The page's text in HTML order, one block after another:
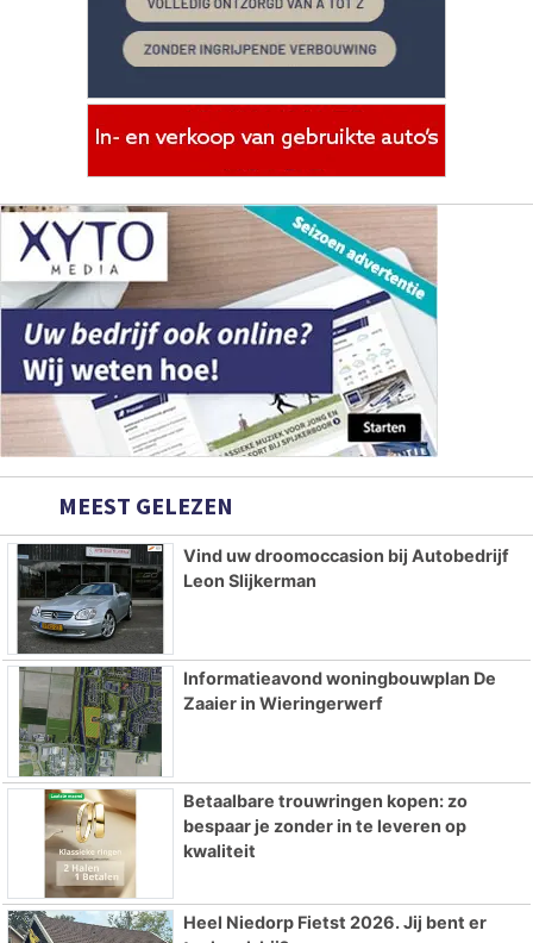
MEEST GELEZEN
Vind uw droomoccasion bij Autobedrijf
Leon Slijkerman
Informatieavond woningbouwplan De
Zaaier in Wieringerwerf
Betaalbare trouwringen kopen: zo
bespaar je zonder in te leveren op
kwaliteit
Heel Niedorp Fietst 2026. Jij bent er